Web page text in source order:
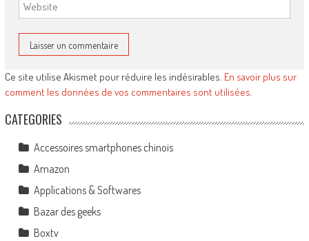
Ce site utilise Akismet pour réduire les indésirables. En savoir plus sur
comment les données de vos commentaires sont utilisées.
CATEGORIES
Accessoires smartphones chinois
Amazon
Applications & Softwares
Bazar des geeks
Boxtv